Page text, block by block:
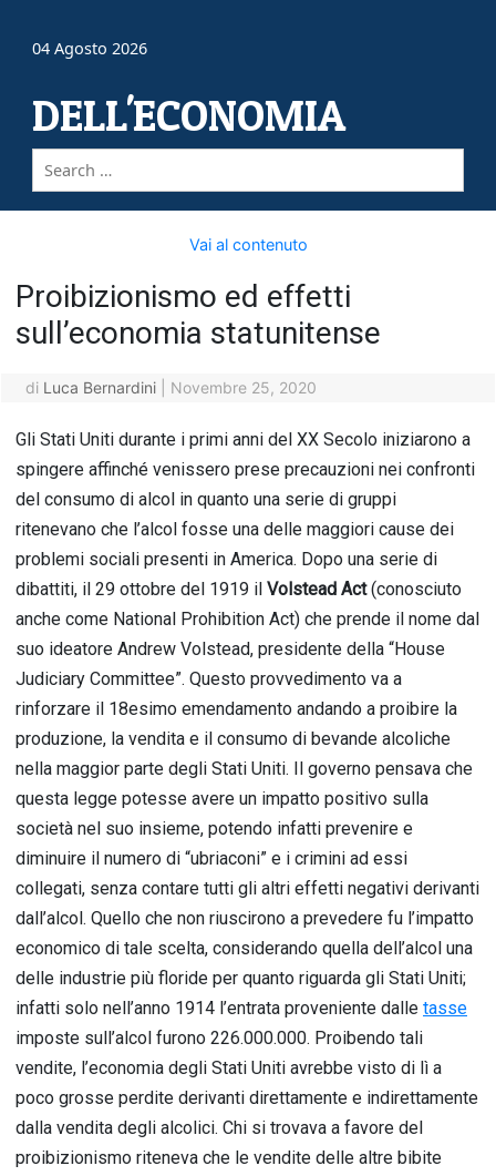
04 Agosto 2026
DELL'ECONOMIA
Vai al contenuto
Proibizionismo ed effetti
sull’economia statunitense
di Luca Bernardini Novembre 25, 2020
Gli Stati Uniti durante i primi anni del XX Secolo iniziarono a
spingere affinché venissero prese precauzioni nei confronti
del consumo di alcol in quanto una serie di gruppi
ritenevano che l’alcol fosse una delle maggiori cause dei
problemi sociali presenti in America. Dopo una serie di
dibattiti, il 29 ottobre del 1919 il Volstead Act(conosciuto
anche come National Prohibition Act) che prende il nome dal
suo ideatore Andrew Volstead, presidente della “House
Judiciary Committee”. Questo provvedimento va a
rinforzare il 18esimo emendamento andando a proibire la
produzione, la vendita e il consumo di bevande alcoliche
nella maggior parte degli Stati Uniti. Il governo pensava che
questa legge potesse avere un impatto positivo sulla
società nel suo insieme, potendo infatti prevenire e
diminuire il numero di “ubriaconi” e i crimini ad essi
collegati, senza contare tutti gli altri effetti negativi derivanti
dall’alcol. Quello che non riuscirono a prevedere fu l’impatto
economico di tale scelta, considerando quella dell’alcol una
delle industrie più floride per quanto riguarda gli Stati Uniti;
infatti solo nell’anno 1914 l’entrata proveniente dalle tasse
imposte sull’alcol furono 226.000.000. Proibendo tali
vendite, l’economia degli Stati Uniti avrebbe visto di lì a
poco grosse perdite derivanti direttamente e indirettamente
dalla vendita degli alcolici. Chi si trovava a favore del
proibizionismo riteneva che le vendite delle altre bibite